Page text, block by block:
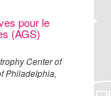
pour le
(AGS)
Center of
Philadelphia,